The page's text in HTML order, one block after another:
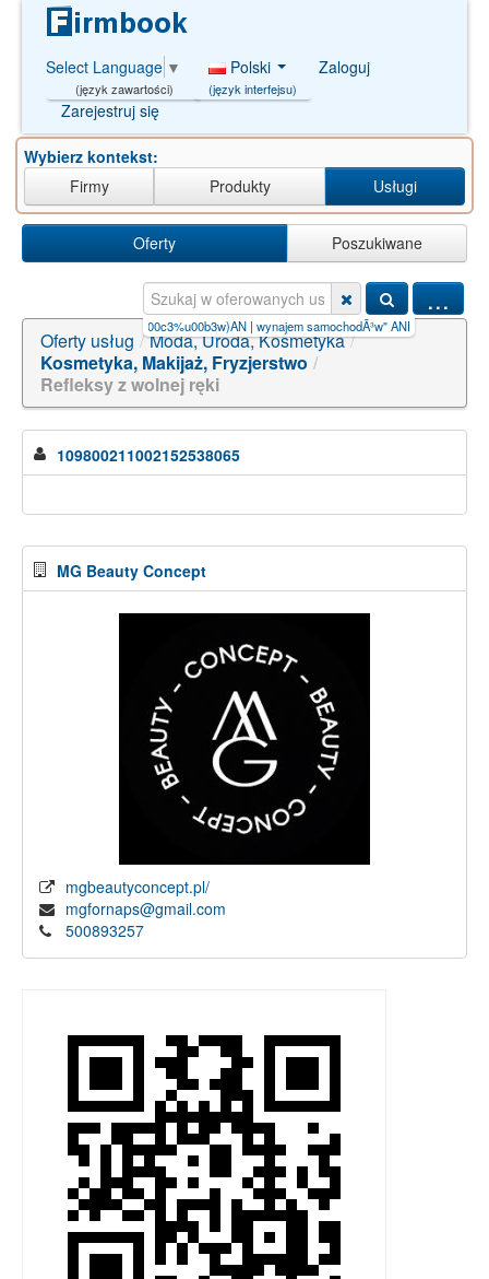
Select Language ▼
(język zawartości)
Polski
(język interfejsu)
Zaloguj
Zarejestruj się
Wybierz kontekst:
Firmy
Produkty Usługi
Oferty Poszukiwane
...
wynajem samochod%u00c3%u00b3w)AN|wynajem samochodÃ³w" AND aNd/**/
Oferty usług / Moda, Uroda, Kosmetyka /
Kosmetyka, Makijaż, Fryzjerstwo /
Refleksy z wolnej ręki
109800211002152538065
MG Beauty Concept
mgbeautyconcept.pl/
mgfornaps@gmail.com
500893257